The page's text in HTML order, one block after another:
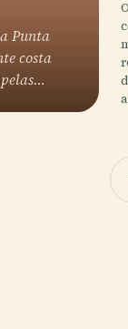
Punta
costa